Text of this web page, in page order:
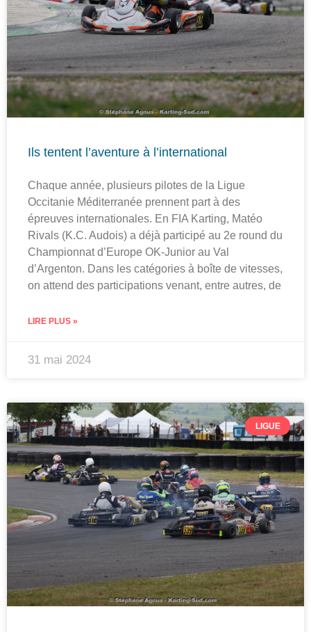
Ils tentent l’aventure à l’international
Chaque année, plusieurs pilotes de la Ligue
Occitanie Méditerranée prennent part à des
épreuves internationales. En FIA Karting, Matéo
Rivals (K.C. Audois) a déjà participé au 2e round du
Championnat d’Europe OK-Junior au Val
d’Argenton. Dans les catégories à boîte de vitesses,
on attend des participations venant, entre autres, de
LIRE PLUS »
31 mai 2024
LIGUE